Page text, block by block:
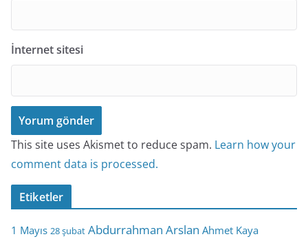
İnternet sitesi
This site uses Akismet to reduce spam. Learn how your
comment data is processed.
Etiketler
1 Mayıs 28 şubat Abdurrahman Arslan Ahmet Kaya